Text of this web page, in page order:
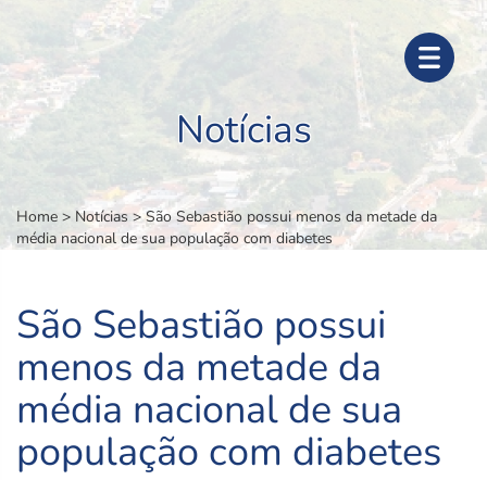
Notícias
Home > Notícias >São Sebastião possui menos da metade da
média nacional de sua população com diabetes
São Sebastião possui
menos da metade da
média nacional de sua
população com diabetes